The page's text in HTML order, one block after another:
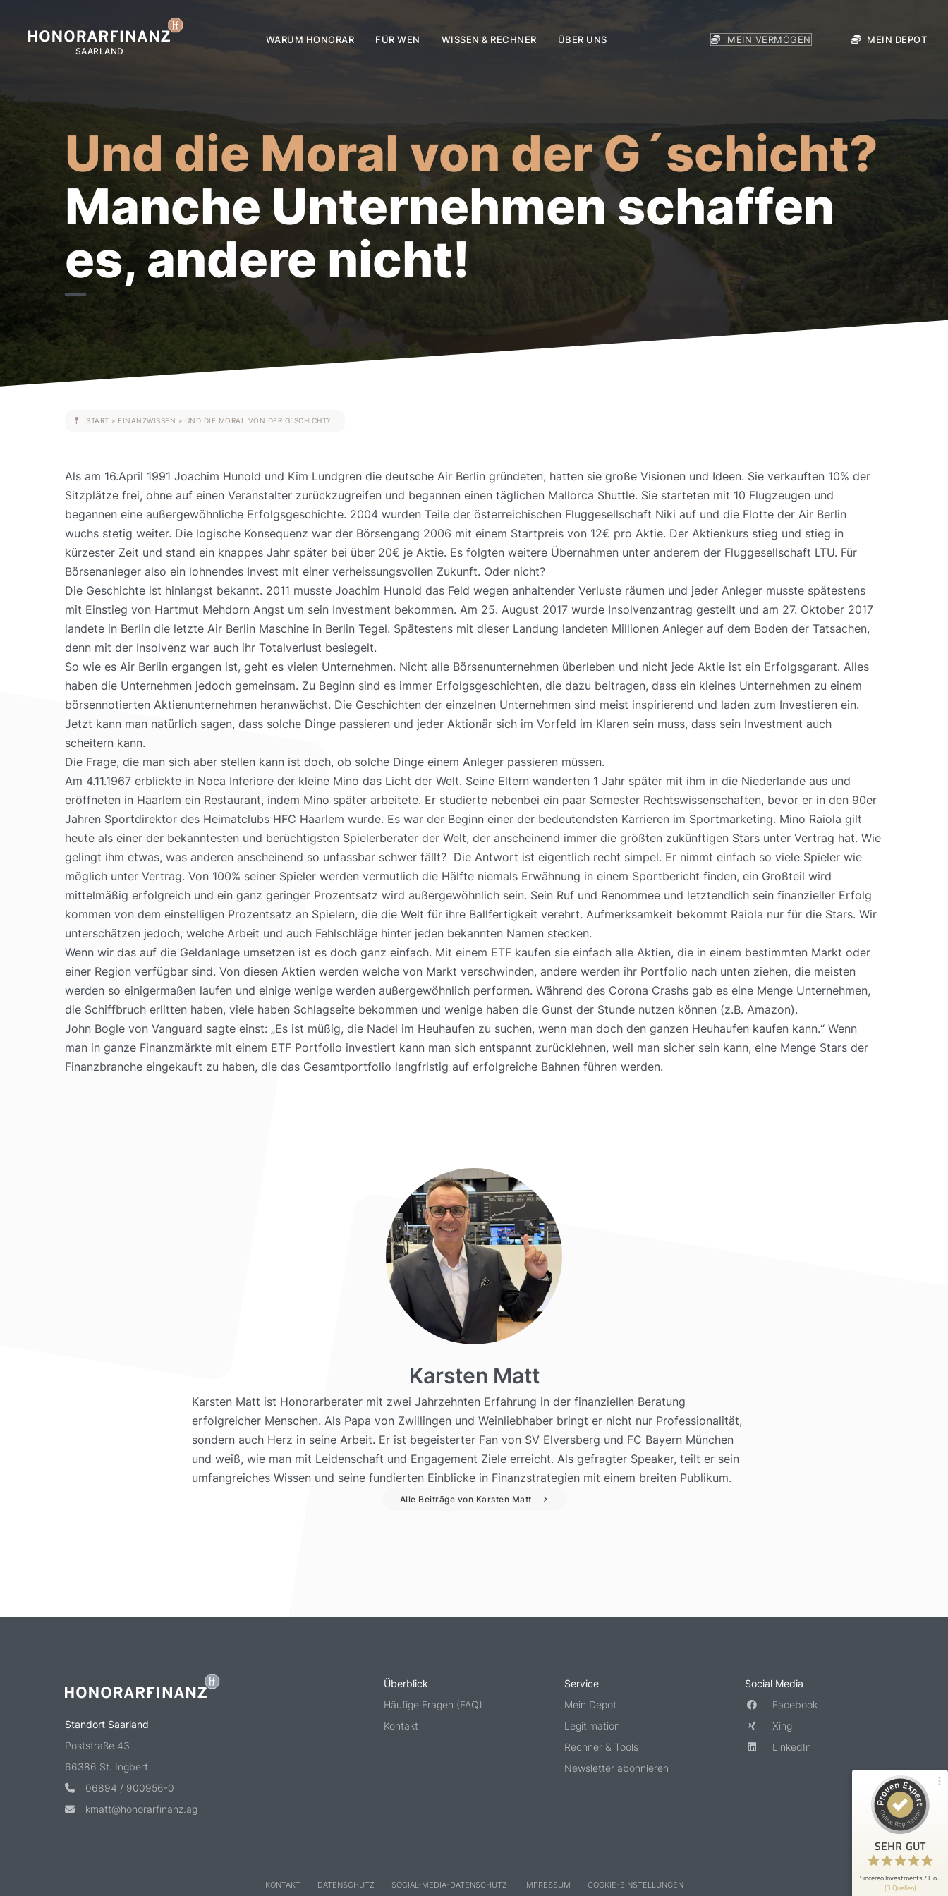
WARUM HONORAR FÜR WEN WISSEN & RECHNER ÜBER UNS MEIN VERMÖGEN MEIN DEPOT
Und die Moral von der G´schicht?
Manche Unternehmen schaffen
es, andere nicht!
START » FINANZWISSEN » UND DIE MORAL VON DER G´SCHICHT?
Als am 16.April 1991 Joachim Hunold und Kim Lundgren die deutsche Air Berlin gründeten, hatten sie große Visionen und Ideen. Sie verkauften 10% der
Sitzplätze frei, ohne auf einen Veranstalter zurückzugreifen und begannen einen täglichen Mallorca Shuttle. Sie starteten mit 10 Flugzeugen und
begannen eine außergewöhnliche Erfolgsgeschichte. 2004 wurden Teile der österreichischen Fluggesellschaft Niki auf und die Flotte der Air Berlin
wuchs stetig weiter. Die logische Konsequenz war der Börsengang 2006 mit einem Startpreis von 12€ pro Aktie. Der Aktienkurs stieg und stieg in
kürzester Zeit und stand ein knappes Jahr später bei über 20€ je Aktie. Es folgten weitere Übernahmen unter anderem der Fluggesellschaft LTU. Für
Börsenanleger also ein lohnendes Invest mit einer verheissungsvollen Zukunft. Oder nicht?
Die Geschichte ist hinlangst bekannt. 2011 musste Joachim Hunold das Feld wegen anhaltender Verluste räumen und jeder Anleger musste spätestens
mit Einstieg von Hartmut Mehdorn Angst um sein Investment bekommen. Am 25. August 2017 wurde Insolvenzantrag gestellt und am 27. Oktober 2017
landete in Berlin die letzte Air Berlin Maschine in Berlin Tegel. Spätestens mit dieser Landung landeten Millionen Anleger auf dem Boden der Tatsachen,
denn mit der Insolvenz war auch ihr Totalverlust besiegelt.
So wie es Air Berlin ergangen ist, geht es vielen Unternehmen. Nicht alle Börsenunternehmen überleben und nicht jede Aktie ist ein Erfolgsgarant. Alles
haben die Unternehmen jedoch gemeinsam. Zu Beginn sind es immer Erfolgsgeschichten, die dazu beitragen, dass ein kleines Unternehmen zu einem
börsennotierten Aktienunternehmen heranwächst. Die Geschichten der einzelnen Unternehmen sind meist inspirierend und laden zum Investieren ein.
Jetzt kann man natürlich sagen, dass solche Dinge passieren und jeder Aktionär sich im Vorfeld im Klaren sein muss, dass sein Investment auch
scheitern kann.
Die Frage, die man sich aber stellen kann ist doch, ob solche Dinge einem Anleger passieren müssen.
Am 4.11.1967 erblickte in Noca Inferiore der kleine Mino das Licht der Welt. Seine Eltern wanderten 1 Jahr später mit ihm in die Niederlande aus und
eröffneten in Haarlem ein Restaurant, indem Mino später arbeitete. Er studierte nebenbei ein paar Semester Rechtswissenschaften, bevor er in den 90er
Jahren Sportdirektor des Heimatclubs HFC Haarlem wurde. Es war der Beginn einer der bedeutendsten Karrieren im Sportmarketing. Mino Raiola gilt
heute als einer der bekanntesten und berüchtigsten Spielerberater der Welt, der anscheinend immer die größten zukünftigen Stars unter Vertrag hat. Wie
gelingt ihm etwas, was anderen anscheinend so unfassbar schwer fällt? Die Antwort ist eigentlich recht simpel. Er nimmt einfach so viele Spieler wie
möglich unter Vertrag. Von 100% seiner Spieler werden vermutlich die Hälfte niemals Erwähnung in einem Sportbericht finden, ein Großteil wird
mittelmäßig erfolgreich und ein ganz geringer Prozentsatz wird außergewöhnlich sein. Sein Ruf und Renommee und letztendlich sein finanzieller Erfolg
kommen von dem einstelligen Prozentsatz an Spielern, die die Welt für ihre Ballfertigkeit verehrt. Aufmerksamkeit bekommt Raiola nur für die Stars. Wir
unterschätzen jedoch, welche Arbeit und auch Fehlschläge hinter jeden bekannten Namen stecken.
Wenn wir das auf die Geldanlage umsetzen ist es doch ganz einfach. Mit einem ETF kaufen sie einfach alle Aktien, die in einem bestimmten Markt oder
einer Region verfügbar sind. Von diesen Aktien werden welche von Markt verschwinden, andere werden ihr Portfolio nach unten ziehen, die meisten
werden so einigermaßen laufen und einige wenige werden außergewöhnlich performen. Während des Corona Crashs gab es eine Menge Unternehmen,
die Schiffbruch erlitten haben, viele haben Schlagseite bekommen und wenige haben die Gunst der Stunde nutzen können (z.B. Amazon).
John Bogle von Vanguard sagte einst: „Es ist müßig, die Nadel im Heuhaufen zu suchen, wenn man doch den ganzen Heuhaufen kaufen kann.“ Wenn
man in ganze Finanzmärkte mit einem ETF Portfolio investiert kann man sich entspannt zurücklehnen, weil man sicher sein kann, eine Menge Stars der
Finanzbranche eingekauft zu haben, die das Gesamtportfolio langfristig auf erfolgreiche Bahnen führen werden.
Karsten Matt
Karsten Matt ist Honorarberater mit zwei Jahrzehnten Erfahrung in der finanziellen Beratung
erfolgreicher Menschen. Als Papa von Zwillingen und Weinliebhaber bringt er nicht nur Professionalität,
sondern auch Herz in seine Arbeit. Er ist begeisterter Fan von SV Elversberg und FC Bayern München
und weiß, wie man mit Leidenschaft und Engagement Ziele erreicht. Als gefragter Speaker, teilt er sein
umfangreiches Wissen und seine fundierten Einblicke in Finanzstrategien mit einem breiten Publikum.
Alle Beiträge von Karsten Matt
Standort Saarland
Poststraße 43
66386 St. Ingbert
06894 / 900956-0
kmatt@honorarfinanz.ag
Überblick
Häufige Fragen (FAQ)
Kontakt
Service
Mein Depot
Legitimation
Rechner & Tools
Newsletter abonnieren
Social Media
Facebook
Xing
LinkedIn
KONTAKT DATENSCHUTZ SOCIAL-MEDIA-DATENSCHUTZ IMPRESSUM COOKIE-EINSTELLUNGEN
SEHR GUT
Sincereo Investments / Ho...
(3 Quellen)